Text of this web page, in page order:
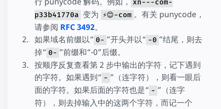
xn---com-
p33b41770a 变为 ⚡😊-com 。有关 punycode，
请参阅 RFC 3492。
如果域名前缀以“ 0- ”开头并以“ -0 ”结尾，则去
掉“ 0- ”前缀和“-0”后缀。
按顺序反复查看第 2 步中输出的字符，记下遇到
的字符。如果遇到“ - ”（连字符），则看一眼后
面的字符。如果后面的字符也是“ - ”（连字
符），则去掉输入中的这两个字符，而记一个